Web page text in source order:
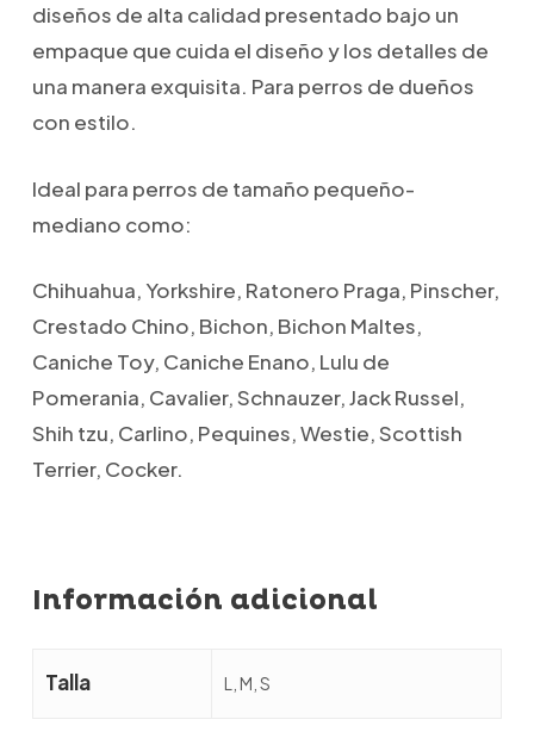
diseños de alta calidad presentado bajo un
empaque que cuida el diseño y los detalles de
una manera exquisita. Para perros de dueños
con estilo.
Ideal para perros de tamaño pequeño-
mediano como:
Chihuahua, Yorkshire, Ratonero Praga, Pinscher,
Crestado Chino, Bichon, Bichon Maltes,
Caniche Toy, Caniche Enano, Lulu de
Pomerania, Cavalier, Schnauzer, Jack Russel,
Shih tzu, Carlino, Pequines, Westie, Scottish
Terrier, Cocker.
Información adicional
Talla L, M, S